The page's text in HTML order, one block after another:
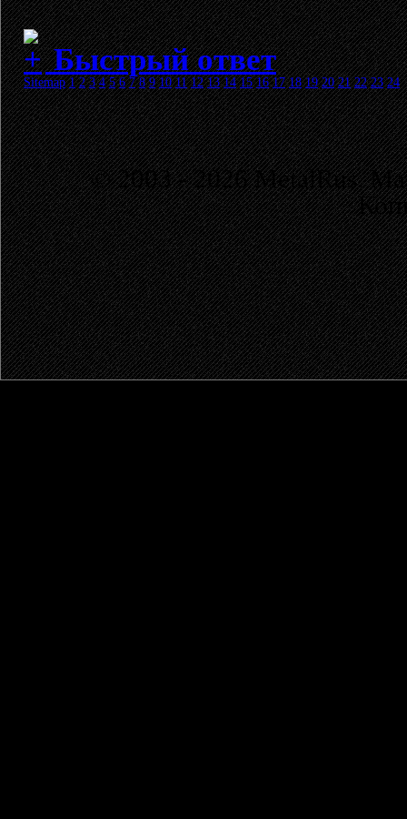
Быстрый ответ
Sitemap 1 2 3 4 5 6 7 8 9 10 11 12 13 14 15 16 17 18 19 20 21 22 23 24
© 2003 - 2026 MetalRus.